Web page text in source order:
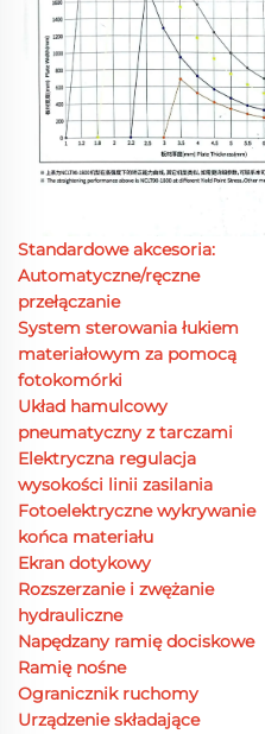
Standardowe akcesoria:
Automatyczne/ręczne
przełączanie
System sterowania łukiem
materiałowym za pomocą
fotokomórki
Układ hamulcowy
pneumatyczny z tarczami
Elektryczna regulacja
wysokości linii zasilania
Fotoelektryczne wykrywanie
końca materiału
Ekran dotykowy
Rozszerzanie i zwężanie
hydrauliczne
Napędzany ramię dociskowe
Ramię nośne
Ogranicznik ruchomy
Urządzenie składające